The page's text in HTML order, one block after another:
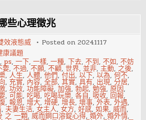
些心理徵兆
效液態威 Posted on20241117
康議題
, ps,一下,一樣,一種,下去,不到,不如,不妨
要,不過,不願,不顧,世界,並非,主動, 之後,
,人生,人體,他們,付出,以下,以為,何不,
, 充實, 內容,全部,其實,具有, 出現,分居,
,功效,功能障礙,加強,勃起,勉強,原因,
,可能, 吃喝, 吃喝玩樂,各自, 吸收, 回報,
,報恩,增大,增硬,增長,壞事,外表,外遇,
, 夫妻生活,女主人,女方,好感,如果,威而,
之 一顆,威而鋼口溶錠心得,婚外,婚外情,